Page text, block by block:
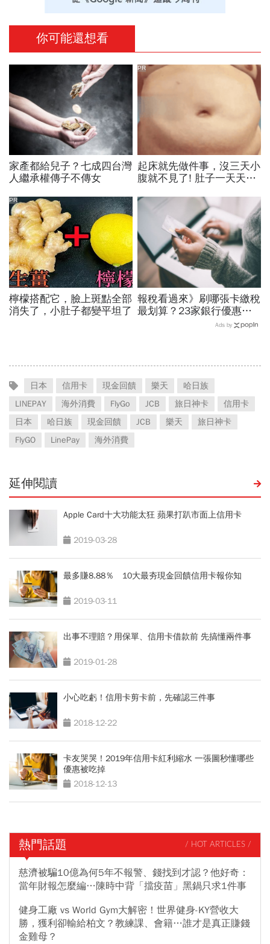
你可能還想看
家產都給兒子？七成四台灣
人繼承權傳子不傳女
起床就先做件事，沒三天小
腹就不見了! 肚子一天天變
PR
檸檬搭配它，臉上斑點全部
消失了，小肚子都變平坦了
PR
報稅看過來》刷哪張卡繳稅
最划算？23家銀行優惠比
Ads by
日本 信用卡 現金回饋 樂天
哈日族
LINEPAY
海外消費 FlyGo JCB 旅日神卡
信用卡
日本
哈日族 現金回饋 JCB 樂天
旅日神卡
FlyGO
LinePay 海外消費
延伸閱讀
Apple Card十大功能太狂 蘋果打趴市面上信用卡
2019-03-28
最多賺8.88％ 10大最夯現金回饋信用卡報你知
2019-03-11
出事不理賠？用保單、信用卡借款前 先搞懂兩件事
2019-01-28
小心吃虧！信用卡剪卡前，先確認三件事
2018-12-22
卡友哭哭！2019年信用卡紅利縮水 一張圖秒懂哪些
優惠被吃掉
2018-12-13
熱門話題 / HOT ARTICLES /
慈濟被騙10億為何5年不報警、錢找到才認？他好奇：
當年財報怎麼編…陳時中背「擋疫苗」黑鍋只求1件事
健身工廠 vs World Gym大解密！世界健身-KY營收大
勝，獲利卻輸給柏文？教練課、會籍…誰才是真正賺錢
金雞母？